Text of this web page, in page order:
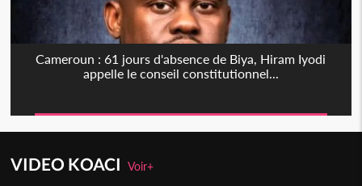
Cameroun : 61 jours d'absence de Biya, Hiram Iyodi
appelle le conseil constitutionnel...
VIDEO KOACIVoir+